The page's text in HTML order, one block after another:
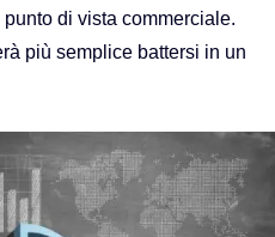
di vista commerciale.
più semplice battersi in un